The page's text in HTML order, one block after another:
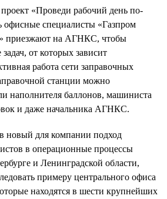
«Проведи рабочий день по-
специалисты «Газпром
приезжают на АГНКС, чтобы
от которых зависит
работа сети заправочных
станции можно
наполнителя баллонов, машиниста
и даже начальника АГНКС.
новый для компании подход
в операционные процессы
и Ленинградской области,
примеру центрального офиса
находятся в шести крупнейших